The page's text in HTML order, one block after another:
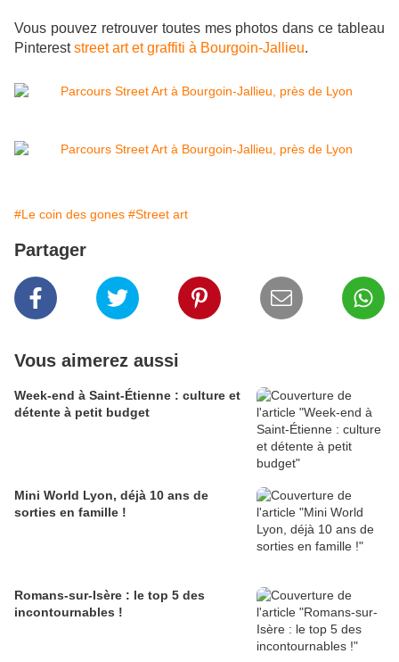
Vous pouvez retrouver toutes mes photos dans ce tableau
Pintereststreet art et graffiti à Bourgoin-Jallieu.
#Le coin des gones #Street art
Partager
Vous aimerez aussi
Week-end à Saint-Étienne : culture et
détente à petit budget
Mini World Lyon, déjà 10 ans de
sorties en famille !
Romans-sur-Isère : le top 5 des
incontournables !